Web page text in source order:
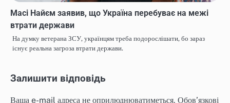
Масі Найєм заявив, що Україна перебуває на межі
втрати держави
На думку ветерана ЗСУ, українцям треба подорослішати, бо зараз
існує реальна загроза втрати держави.
Залишити відповідь
Ваша e-mail адреса не оприлюднюватиметься. Обов’язкові